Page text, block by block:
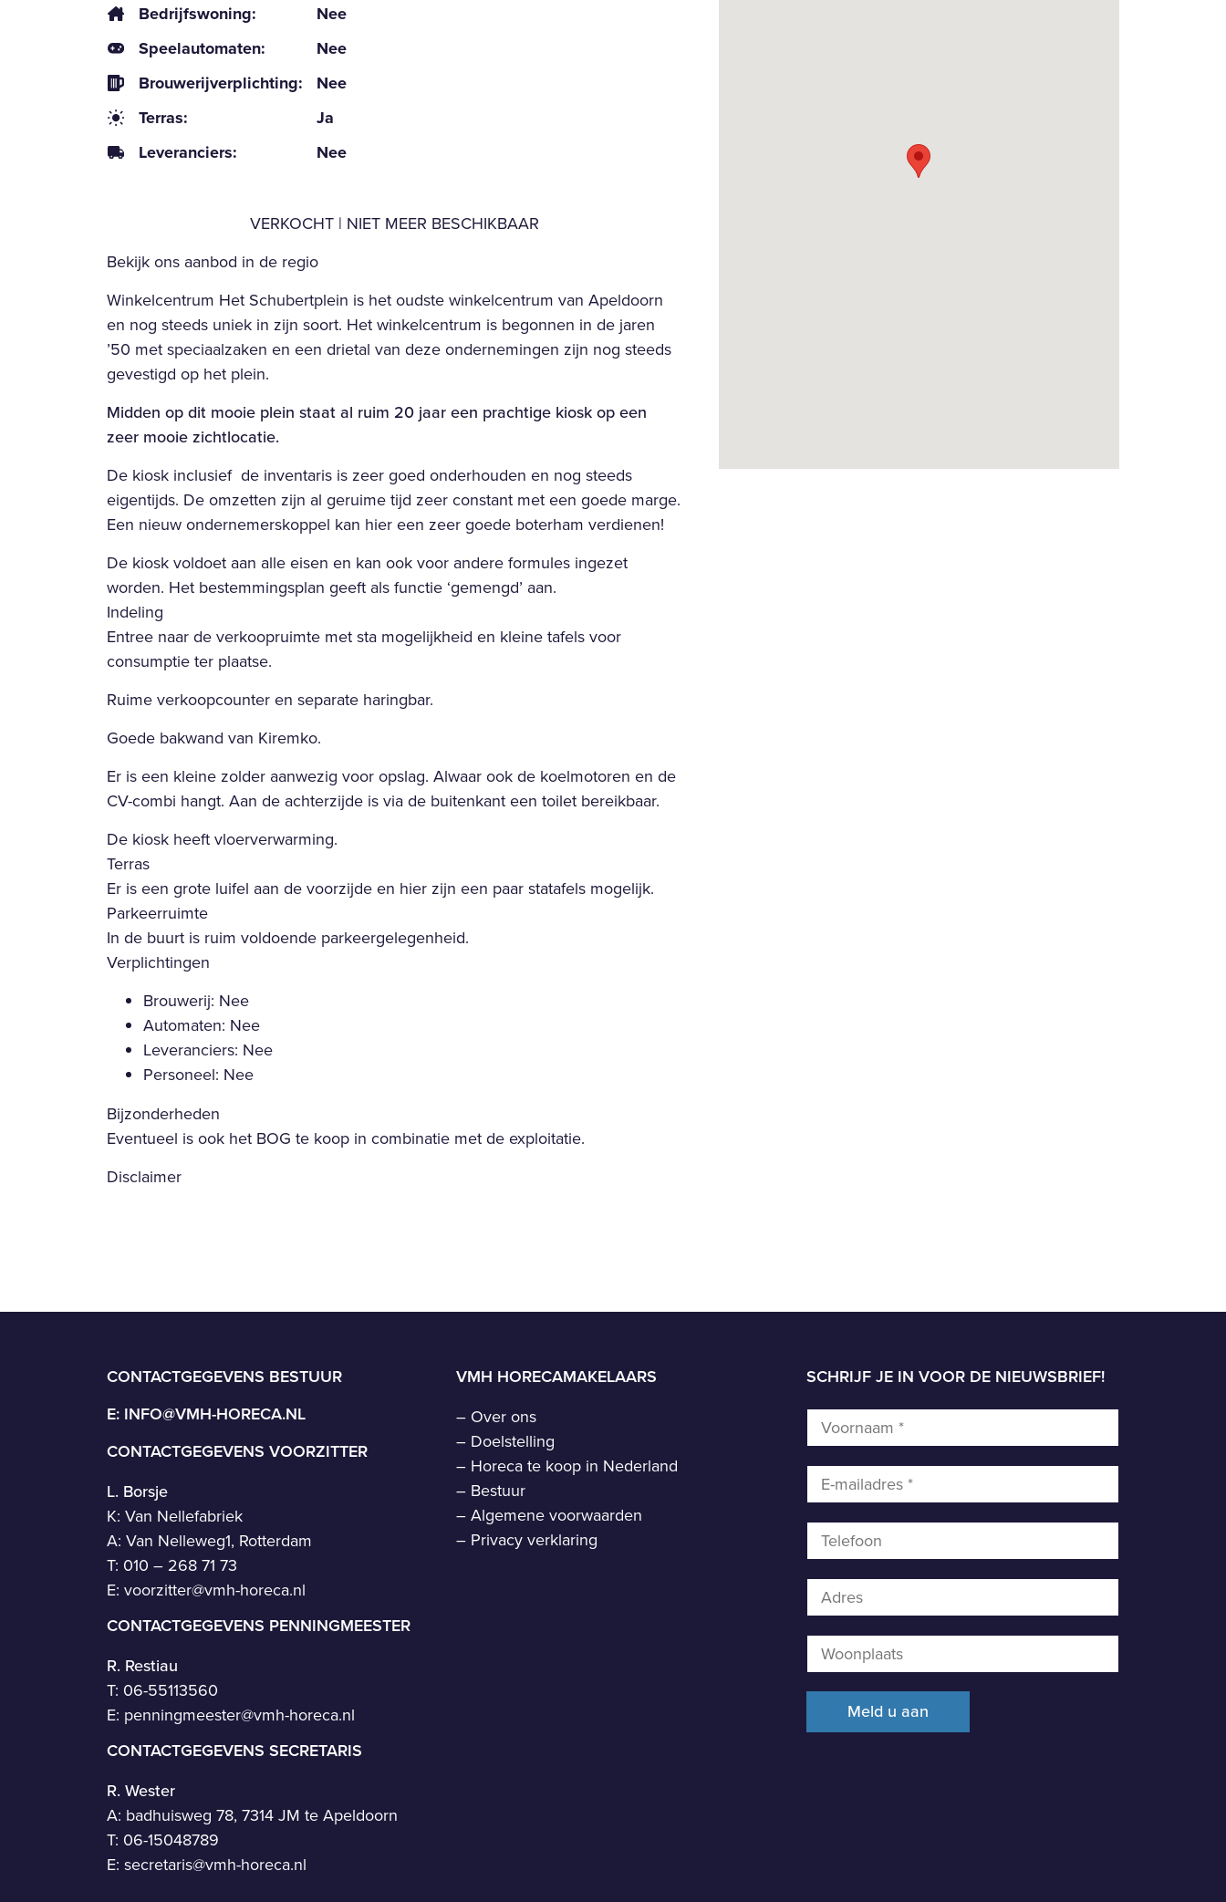
Bedrijfswoning:
Nee
Speelautomaten:
Nee
Brouwerijverplichting:
Nee
Terras:
Ja
Leveranciers:
Nee
VERKOCHT | NIET MEER BESCHIKBAAR
Bekijk ons aanbod in de regio
Winkelcentrum Het Schubertplein is het oudste winkelcentrum van Apeldoorn
en nog steeds uniek in zijn soort. Het winkelcentrum is begonnen in de jaren
’50 met speciaalzaken en een drietal van deze ondernemingen zijn nog steeds
gevestigd op het plein.
Midden op dit mooie plein staat al ruim 20 jaar een prachtige kiosk op een
zeer mooie zichtlocatie.
De kiosk inclusief de inventaris is zeer goed onderhouden en nog steeds
eigentijds. De omzetten zijn al geruime tijd zeer constant met een goede marge.
Een nieuw ondernemerskoppel kan hier een zeer goede boterham verdienen!
De kiosk voldoet aan alle eisen en kan ook voor andere formules ingezet
worden. Het bestemmingsplan geeft als functie ‘gemengd’ aan.
Indeling
Entree naar de verkoopruimte met sta mogelijkheid en kleine tafels voor
consumptie ter plaatse.
Ruime verkoopcounter en separate haringbar.
Goede bakwand van Kiremko.
Er is een kleine zolder aanwezig voor opslag. Alwaar ook de koelmotoren en de
CV-combi hangt. Aan de achterzijde is via de buitenkant een toilet bereikbaar.
De kiosk heeft vloerverwarming.
Terras
Er is een grote luifel aan de voorzijde en hier zijn een paar statafels mogelijk.
Parkeerruimte
In de buurt is ruim voldoende parkeergelegenheid.
Verplichtingen
Brouwerij: Nee
Automaten: Nee
Leveranciers: Nee
Personeel: Nee
Bijzonderheden
Eventueel is ook het BOG te koop in combinatie met de exploitatie.
Disclaimer
CONTACTGEGEVENS BESTUUR
E: INFO@VMH-HORECA.NL
CONTACTGEGEVENS VOORZITTER
L. Borsje
K: Van Nellefabriek
A: Van Nelleweg1, Rotterdam
T: 010 – 268 71 73
E: voorzitter@vmh-horeca.nl
CONTACTGEGEVENS PENNINGMEESTER
R. Restiau
T: 06-55113560
E: penningmeester@vmh-horeca.nl
CONTACTGEGEVENS SECRETARIS
R. Wester
A: badhuisweg 78, 7314 JM te Apeldoorn
T: 06-15048789
E: secretaris@vmh-horeca.nl
VMH HORECAMAKELAARS
– Over ons
– Doelstelling
– Horeca te koop in Nederland
– Bestuur
–Algemene voorwaarden
– Privacy verklaring
SCHRIJF JE IN VOOR DE NIEUWSBRIEF!